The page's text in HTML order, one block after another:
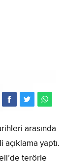
arasında
yaptı.
terörle